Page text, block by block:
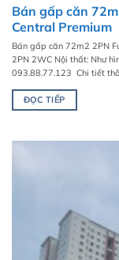
Bán gấp căn
Central Premium
Bán gấp căn 72m2 2PN
2PN 2WC Nội thất: Như
093.88.77.123 Chi tiết
ĐỌC TIẾP